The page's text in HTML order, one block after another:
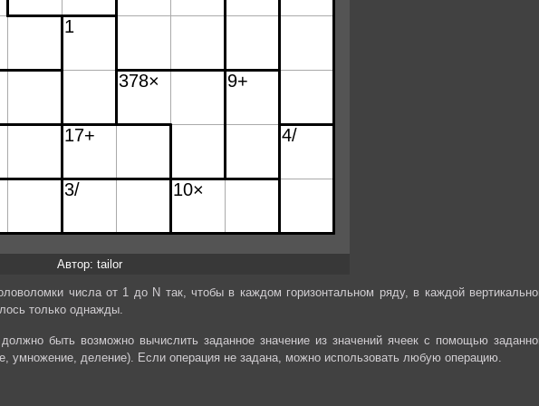
Автор: tailor
числа от 1 до N так, чтобы в каждом горизонтальном ряду, в каждой
только однажды.
быть возможно вычислить заданное значение из значений ячеек с помощью
умножение, деление). Если операция не задана, можно использовать любую операцию.